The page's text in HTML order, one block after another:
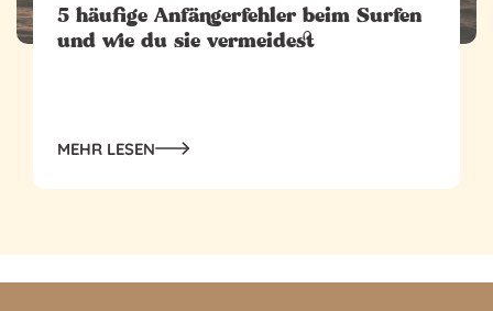
5 häufige Anfängerfehler beim Surfen
und wie du sie vermeidest
MEHR LESEN